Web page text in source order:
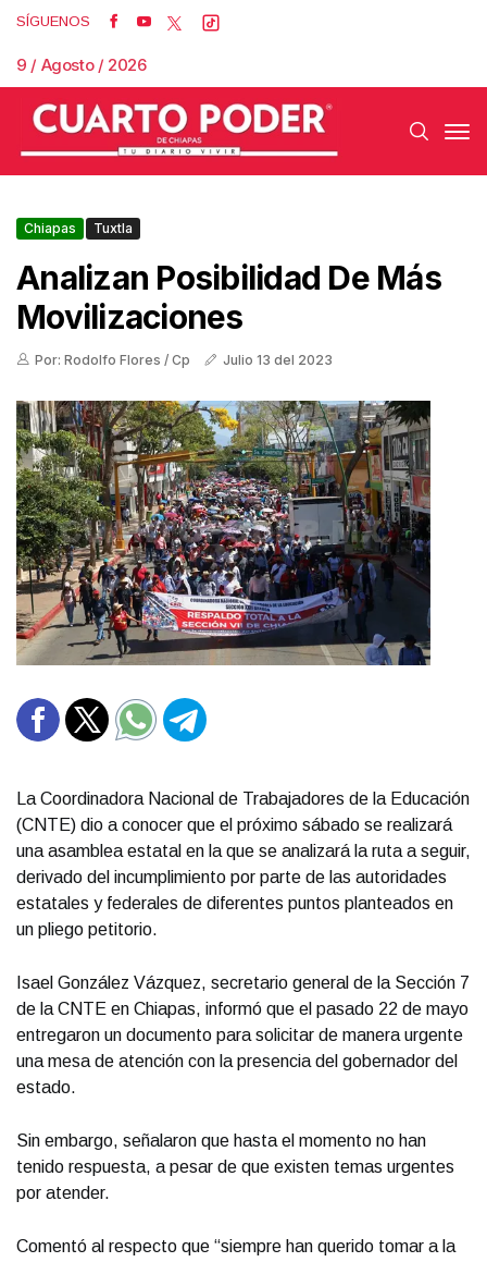
SÍGUENOS
9 / Agosto / 2026
Chiapas Tuxtla
Analizan Posibilidad De Más
Movilizaciones
Por: Rodolfo Flores / Cp Julio 13 del 2023
La Coordinadora Nacional de Trabajadores de la Educación
(CNTE) dio a conocer que el próximo sábado se realizará
una asamblea estatal en la que se analizará la ruta a seguir,
derivado del incumplimiento por parte de las autoridades
estatales y federales de diferentes puntos planteados en
un pliego petitorio.
Isael González Vázquez, secretario general de la Sección 7
de la CNTE en Chiapas, informó que el pasado 22 de mayo
entregaron un documento para solicitar de manera urgente
una mesa de atención con la presencia del gobernador del
estado.
Sin embargo, señalaron que hasta el momento no han
tenido respuesta, a pesar de que existen temas urgentes
por atender.
Comentó al respecto que “siempre han querido tomar a la